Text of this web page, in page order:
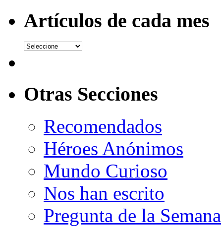
Artículos de cada mes
Otras Secciones
Recomendados
Héroes Anónimos
Mundo Curioso
Nos han escrito
Pregunta de la Semana